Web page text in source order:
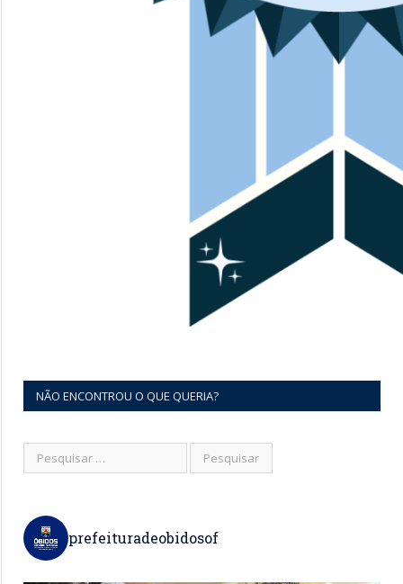
NÃO ENCONTROU O QUE QUERIA?
prefeituradeobidosof